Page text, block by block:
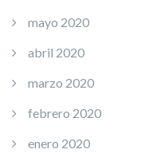
mayo 2020
abril 2020
marzo 2020
febrero 2020
enero 2020